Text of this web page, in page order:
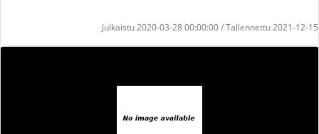
Julkaistu 2020-03-28 00:00:00 / Tallennettu 2021-12-15